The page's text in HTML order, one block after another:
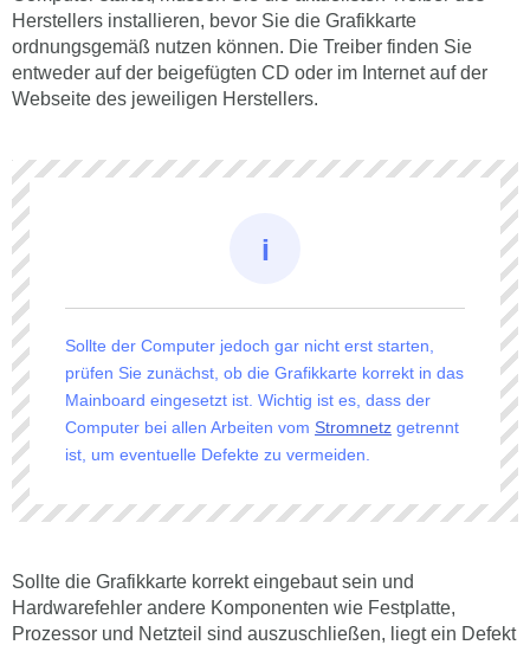
Herstellers installieren, bevor Sie die Grafikkarte
ordnungsgemäß nutzen können. Die Treiber finden Sie
entweder auf der beigefügten CD oder im Internet auf der
Webseite des jeweiligen Herstellers.
Sollte der Computer jedoch gar nicht erst starten,
prüfen Sie zunächst, ob die Grafikkarte korrekt in das
Mainboard eingesetzt ist. Wichtig ist es, dass der
Computer bei allen Arbeiten vom Stromnetz getrennt
ist, um eventuelle Defekte zu vermeiden.
Sollte die Grafikkarte korrekt eingebaut sein und
Hardwarefehler andere Komponenten wie Festplatte,
Prozessor und Netzteil sind auszuschließen, liegt ein Defekt